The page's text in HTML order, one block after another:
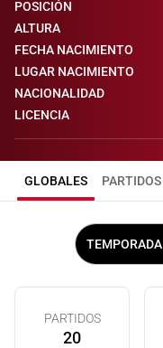
POSICIÓN
ALTURA
FECHA NACIMIENTO
LUGAR NACIMIENTO
NACIONALIDAD
LICENCIA
GLOBALES PARTIDOS
TEMPORADA
PARTIDOS
20